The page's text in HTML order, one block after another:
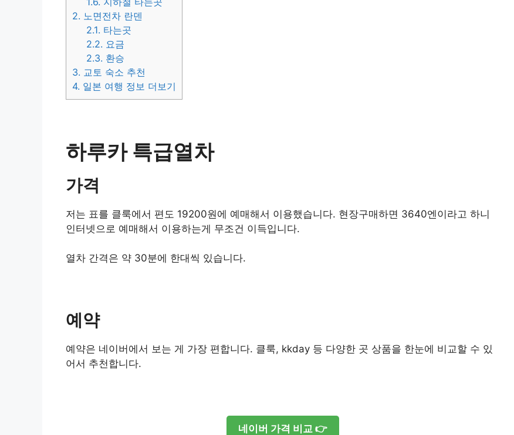
2. 노면전차 란덴
2.1. 타는곳
2.2. 요금
2.3. 환승
3. 교토 숙소 추천
4. 일본 여행 정보 더보기
하루카 특급열차
가격
저는 표를 클룩에서 편도 19200원에 예매해서 이용했습니다. 현장구매하면 3640엔이라고 하니
인터넷으로 예매해서 이용하는게 무조건 이득입니다.
열차 간격은 약 30분에 한대씩 있습니다.
예약
예약은 네이버에서 보는 게 가장 편합니다. 클룩, kkday 등 다양한 곳 상품을 한눈에 비교할 수 있
어서 추천합니다.
네이버 가격 비교 👉